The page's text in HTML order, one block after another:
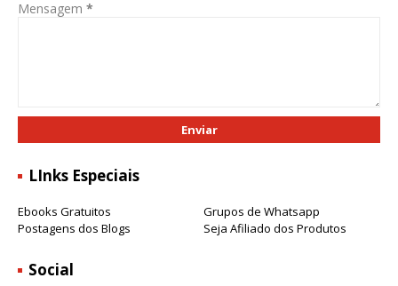
Mensagem *
LInks Especiais
Ebooks Gratuitos
Grupos de Whatsapp
Postagens dos Blogs
Seja Afiliado dos Produtos
Social